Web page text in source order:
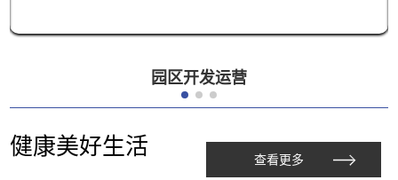
园区开发运营
健康美好生活 查看更多